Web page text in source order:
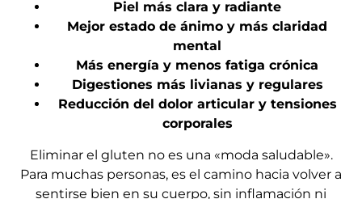
Piel más clara y radiante
Mejor estado de ánimo y más claridad
mental
Más energía y menos fatiga crónica
Digestiones más livianas y regulares
Reducción del dolor articular y tensiones
corporales
Eliminar el gluten no es una «moda saludable».
Para muchas personas, es el camino hacia volver a
sentirse bien en su cuerpo, sin inflamación ni